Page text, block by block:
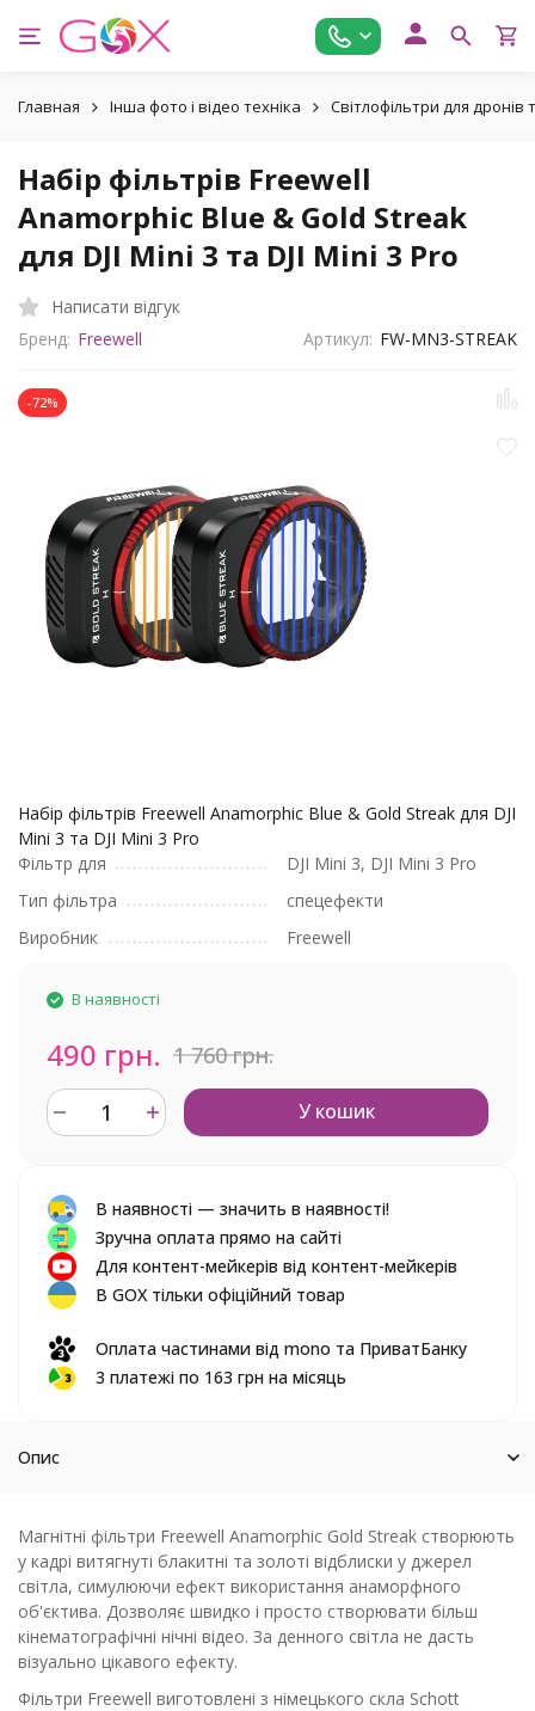
Главная Інша фото і відео техніка Світлофільтри для
Набір фільтрів Freewell
Anamorphic Blue & Gold Streak
для DJI Mini 3 та DJI Mini 3 Pro
Написати відгук
Бренд: Freewell Артикул: FW-MN3-STREAK
-72%
Набір фільтрів Freewell Anamorphic Blue & Gold Streak для DJI
Mini 3 та DJI Mini 3 Pro
Фільтр для
DJI Mini 3, DJI Mini 3 Pro
Тип фільтра
спецефекти
Виробник
Freewell
В наявності
490 грн. 1 760 грн.
У кошик
В наявності — значить в наявності!
Зручна оплата прямо на сайті
Для контент-мейкерів від контент-мейкерів
В GOX тільки офіційний товар
Оплата частинами від mono та ПриватБанку
3 платежі по 163 грн на місяць
Опис
Магнітні фільтри Freewell Anamorphic Gold Streak створюють
у кадрі витягнуті блакитні та золоті відблиски у джерел
світла, симулюючи ефект використання анаморфного
об'єктива. Дозволяє швидко і просто створювати більш
кінематографічні нічні відео. За денного світла не дасть
візуально цікавого ефекту.
Фільтри Freewell виготовлені з німецького скла Schott